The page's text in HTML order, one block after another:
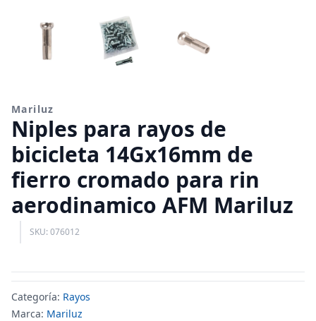
Mariluz
Niples para rayos de
bicicleta 14Gx16mm de
fierro cromado para rin
aerodinamico AFM Mariluz
SKU: 076012
Categoría: Rayos
Marca: Mariluz